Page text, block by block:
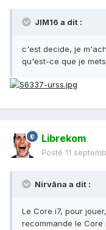
JIM16 a dit :
c'est decide, je
qu'est-ce que je
Librekom
Posté 11
Nirvāna a dit :
Le Core i7, pour
recommande le